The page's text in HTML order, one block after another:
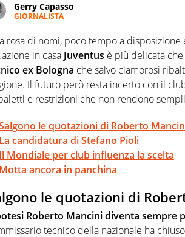
Gerry Capasso
GIORNALISTA
Per lui gli sport americani non hanno
innata di trovare la notizia dove altri non
rosa di nomi, poco tempo a disposizione
in casa Juventus è più delicata
ex Bologna che salvo clamorosi
Il futuro però resta incerto con il
e restrizioni che non rendono
le quotazioni di Roberto
La candidatura di Stefano Pioli
Il Mondiale per club influenza la scelta
Motta ancora in panchina
le quotazioni di
Roberto Mancini diventa sempre
tecnico della nazionale ha